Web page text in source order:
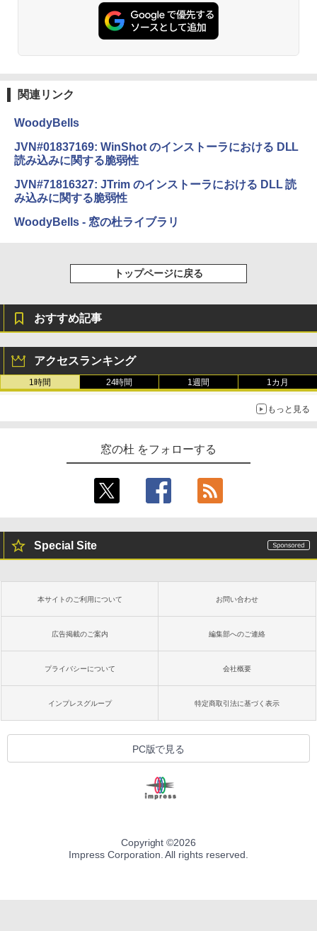
関連リンク
WoodyBells
JVN#01837169: WinShot のインストーラにおける DLL
読み込みに関する脆弱性
JVN#71816327: JTrim のインストーラにおける DLL 読
み込みに関する脆弱性
WoodyBells - 窓の杜ライブラリ
トップページに戻る
おすすめ記事
アクセスランキング
1時間 24時間 1週間 1カ月
もっと見る
窓の杜 をフォローする
Special Site
本サイトのご利用について お問い合わせ
広告掲載のご案内 編集部へのご連絡
プライバシーについて 会社概要
インプレスグループ 特定商取引法に基づく表示
PC版で見る
Copyright ©2026
Impress Corporation. All rights reserved.